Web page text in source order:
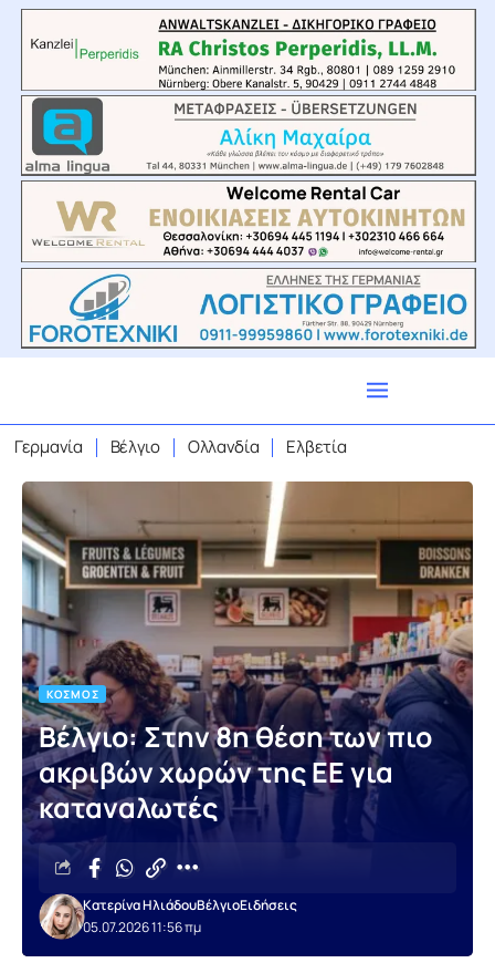
Γερμανία Βέλγιο Ολλανδία Ελβετία
ΚΌΣΜΟΣ
Βέλγιο: Στην 8η θέση των πιο
ακριβών χωρών της ΕΕ για
καταναλωτές
05.07.2026 11:56 πμ
Κατερίνα ΗλιάδουΒέλγιοΕιδήσεις